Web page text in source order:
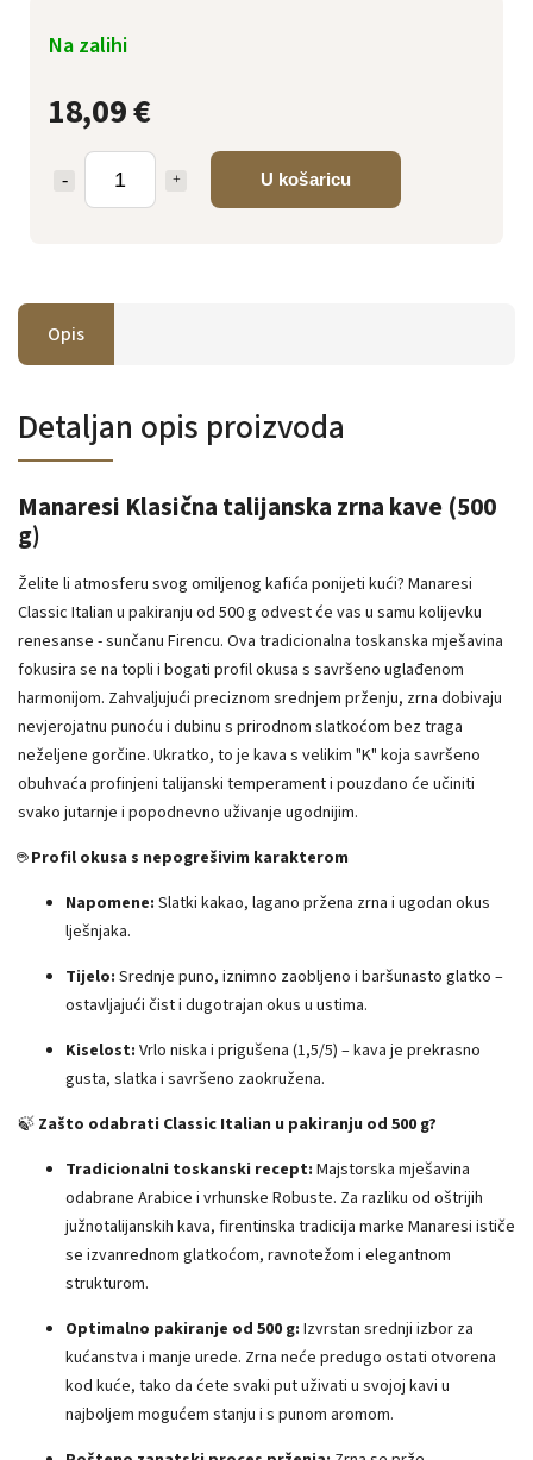
18,09 €
U košaricu
Na zalihi
Opis
Detaljan opis proizvoda
Manaresi Klasična talijanska zrna kave (500
g)
Želite li atmosferu svog omiljenog kafića ponijeti kući? Manaresi
Classic Italian u pakiranju od 500 g odvest će vas u samu kolijevku
renesanse - sunčanu Firencu. Ova tradicionalna toskanska mješavina
fokusira se na topli i bogati profil okusa s savršeno uglađenom
harmonijom. Zahvaljujući preciznom srednjem prženju, zrna dobivaju
nevjerojatnu punoću i dubinu s prirodnom slatkoćom bez traga
neželjene gorčine. Ukratko, to je kava s velikim "K" koja savršeno
obuhvaća profinjeni talijanski temperament i pouzdano će učiniti
svako jutarnje i popodnevno uživanje ugodnijim.
☕Profil okusa s nepogrešivim karakterom
Napomene: Slatki kakao, lagano pržena zrna i ugodan okus
lješnjaka.
Tijelo: Srednje puno, iznimno zaobljeno i baršunasto glatko –
ostavljajući čist i dugotrajan okus u ustima.
Kiselost: Vrlo niska i prigušena (1,5/5) – kava je prekrasno
gusta, slatka i savršeno zaokružena.
🍃 Zašto odabrati Classic Italian u pakiranju od 500 g?
Tradicionalni toskanski recept: Majstorska mješavina
odabrane Arabice i vrhunske Robuste. Za razliku od oštrijih
južnotalijanskih kava, firentinska tradicija marke Manaresi ističe
se izvanrednom glatkoćom, ravnotežom i elegantnom
strukturom.
Optimalno pakiranje od 500 g: Izvrstan srednji izbor za
kućanstva i manje urede. Zrna neće predugo ostati otvorena
kod kuće, tako da ćete svaki put uživati ​​u svojoj kavi u
najboljem mogućem stanju i s punom aromom.